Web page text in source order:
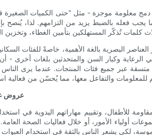
معلومة موجزة - مثل "حتى الكميات الصغيرة
يجب فعله بالضبط يزيد من التزامهم. لذا، يُنصح
البصرية بالغة الأهمية، خاصةً للفئات
الرعاية وكبار السن والمتحدثين بلغات
عبر جميع فئات المنتجات. عندما يرى
عروض
للأطفال، وتقييم مهاراتهم اليدوية في
أولياء الأمور، أو خلال فعاليات الصحة